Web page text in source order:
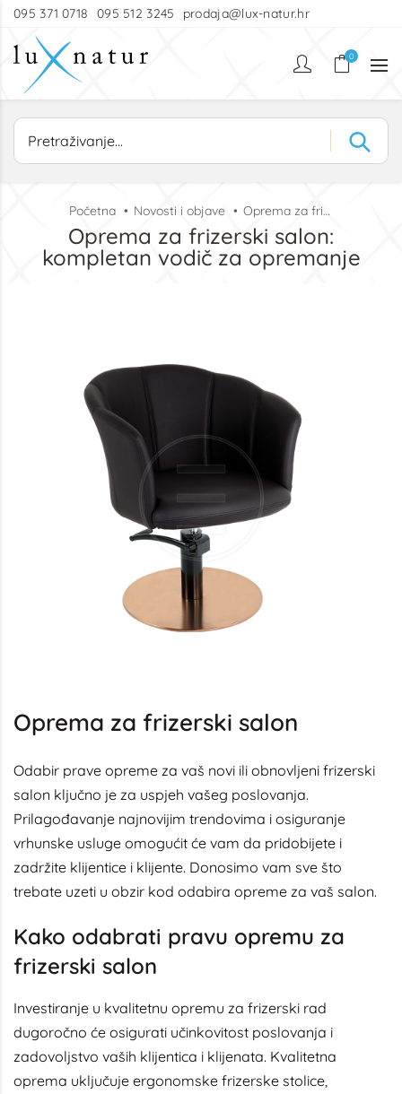
095 371 0718 095 512 3245 prodaja@lux-natur.hr
0
Početna Novosti i objave Oprema za frizerski salon: kompletan vodič za opremanje
Oprema za frizerski salon:
kompletan vodič za opremanje
Oprema za frizerski salon
Odabir prave opreme za vaš novi ili obnovljeni frizerski
salon ključno je za uspjeh vašeg poslovanja.
Prilagođavanje najnovijim trendovima i osiguranje
vrhunske usluge omogućit će vam da pridobijete i
zadržite klijentice i klijente. Donosimo vam sve što
trebate uzeti u obzir kod odabira opreme za vaš salon.
Kako odabrati pravu opremu za
frizerski salon
Investiranje u kvalitetnu opremu za frizerski rad
dugoročno će osigurati učinkovitost poslovanja i
zadovoljstvo vaših klijentica i klijenata. Kvalitetna
oprema uključuje ergonomske frizerske stolice,